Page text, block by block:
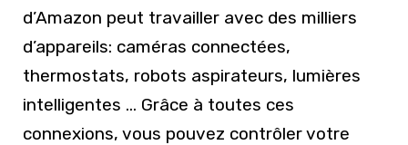
d’Amazon peut travailler avec des milliers
d’appareils: caméras connectées,
thermostats, robots aspirateurs, lumières
intelligentes … Grâce à toutes ces
connexions, vous pouvez contrôler votre